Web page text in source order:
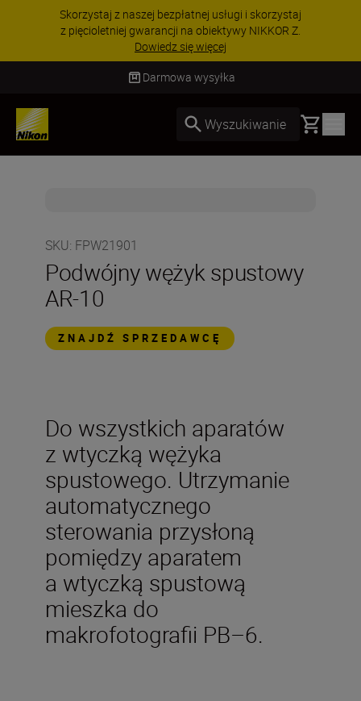
Skorzystaj z naszej bezpłatnej usługi i skorzystaj
z pięcioletniej gwarancji na obiektywy NIKKOR Z.
Dowiedz się więcej
Darmowa wysyłka
Wyszukiwanie Basket
SKU: FPW21901
Podwójny wężyk spustowy
AR-10
ZNAJDŹ SPRZEDAWCĘ
Do wszystkich aparatów
z wtyczką wężyka
spustowego. Utrzymanie
automatycznego
sterowania przysłoną
pomiędzy aparatem
a wtyczką spustową
mieszka do
makrofotografii PB–6.